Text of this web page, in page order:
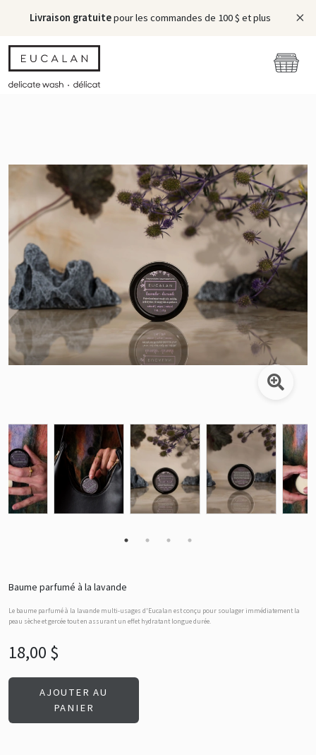
Livraison gratuitepour les commandes de 100 $ et plus
Baume parfumé à la lavande
Le baume parfumé à la lavande multi-usages d'Eucalan est conçu pour soulager immédiatement la
peau sèche et gercée tout en assurant un effet hydratant longue durée.
18,00 $
AJOUTER AU
PANIER